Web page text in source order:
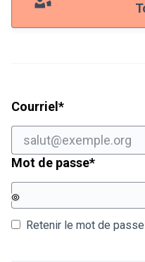
Courriel *Champ
Mot de passe*Champ
Retenir le mot de passe